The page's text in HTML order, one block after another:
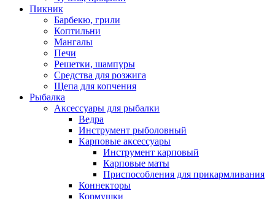
Пикник
Барбекю, грили
Коптильни
Мангалы
Печи
Решетки, шампуры
Средства для розжига
Щепа для копчения
Рыбалка
Аксессуары для рыбалки
Ведра
Инструмент рыболовный
Карповые аксессуары
Инструмент карповый
Карповые маты
Приспособления для прикармливания
Коннекторы
Кормушки